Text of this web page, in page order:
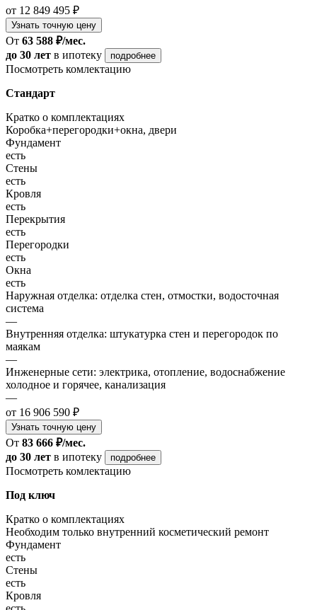
от 12 849 495 ₽
Узнать точную цену
От 63 588 ₽/мес.
до 30 лет в ипотеку подробнее
Посмотреть комлектацию
Стандарт
Кратко о комплектациях
Коробка+перегородки+окна, двери
Фундамент
есть
Стены
есть
Кровля
есть
Перекрытия
есть
Перегородки
есть
Окна
есть
Наружная отделка: отделка стен, отмостки, водосточная
система
—
Внутренняя отделка: штукатурка стен и перегородок по
маякам
—
Инженерные сети: электрика, отопление, водоснабжение
холодное и горячее, канализация
—
от 16 906 590 ₽
Узнать точную цену
От 83 666 ₽/мес.
до 30 лет в ипотеку подробнее
Посмотреть комлектацию
Под ключ
Кратко о комплектациях
Необходим только внутренний косметический ремонт
Фундамент
есть
Стены
есть
Кровля